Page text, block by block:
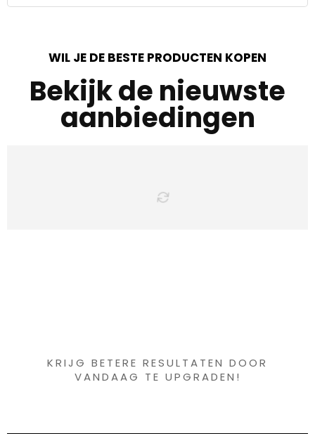
WIL JE DE BESTE PRODUCTEN KOPEN
Bekijk de nieuwste
aanbiedingen
KRIJG BETERE RESULTATEN DOOR
VANDAAG TE UPGRADEN!